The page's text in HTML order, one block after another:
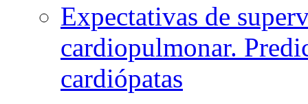
Expectativas de
cardiopulmonar.
cardiópatas